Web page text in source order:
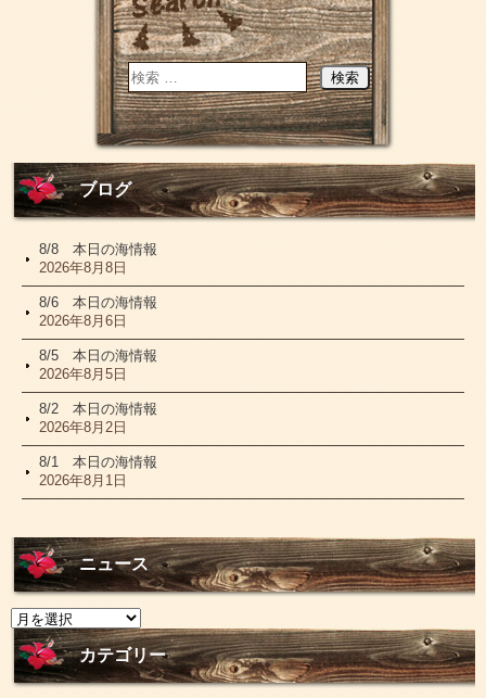
ブログ
8/8 本日の海情報
2026年8月8日
8/6 本日の海情報
2026年8月6日
8/5 本日の海情報
2026年8月5日
8/2 本日の海情報
2026年8月2日
8/1 本日の海情報
2026年8月1日
ニュース
ニ
ュ
ー
カテゴリー